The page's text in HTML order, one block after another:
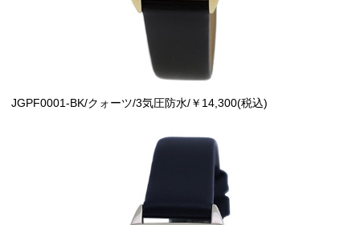
JGPF0001-BK/クォーツ/3気圧防水/￥14,300(税込)